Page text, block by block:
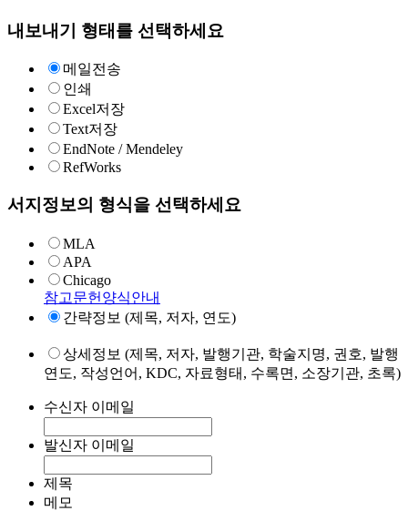
내보내기 형태를 선택하세요
메일전송
인쇄
Excel저장
Text저장
EndNote / Mendeley
RefWorks
서지정보의 형식을 선택하세요
MLA
APA
Chicago
참고문헌양식안내
간략정보 (제목, 저자, 연도)
상세정보 (제목, 저자, 발행기관, 학술지명, 권호, 발행
연도, 작성언어, KDC, 자료형태, 수록면, 소장기관, 초록)
수신자 이메일
발신자 이메일
제목
메모